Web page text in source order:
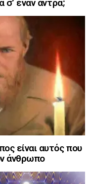
σ’ έναν άντρα;
είναι αυτός που
άνθρωπο